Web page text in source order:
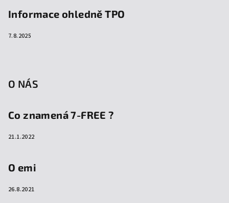
Informace ohledně TPO
7.8.2025
O NÁS
Co znamená 7-FREE ?
21.1.2022
O emi
26.8.2021